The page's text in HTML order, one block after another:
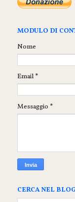
MODULO DI
Nome
Email *
Messaggio *
CERCA NEL